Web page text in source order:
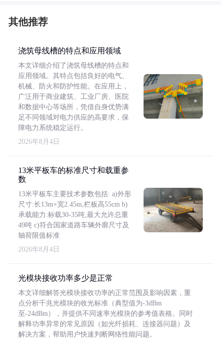
其他推荐
浇筑母线槽的特点和应用领域
本文详细介绍了浇筑母线槽的特点和
应用领域。其特点包括良好的电气、
机械、防火和防护性能。在应用上，
广泛用于商业建筑、工业厂房、医院
和数据中心等场所，凭借自身优势满
足不同领域对电力供应的高要求，保
障电力系统稳定运行。
2026年8月4日
13米平板车的标准尺寸和载重参
数
13米平板车主要技术参数包括: a)外形
尺寸:长13m×宽2.45m,栏板高55cm b)
承载能力:标载30-35吨,最大允许总重
49吨 c)符合国家道路车辆外廓尺寸及
轴荷限值标准
2026年8月4日
光模块接收功率多少是正常
本文详细解答光模块接收功率的正常范围及影响因素，重
点分析千兆光模块的收光标准（典型值为-3dBm
至-24dBm），并提供不同速率光模块的参考值表格。同时
解释功率异常的常见原因（如光纤损耗、连接器问题）及
解决方案，帮助用户快速判断网络性能问题。